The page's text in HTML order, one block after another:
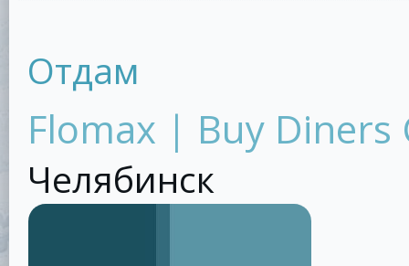
Отдам
Flomax | Buy Diners
Челябинск